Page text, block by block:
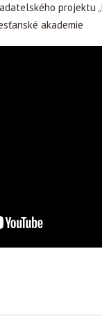
projektu
akademie